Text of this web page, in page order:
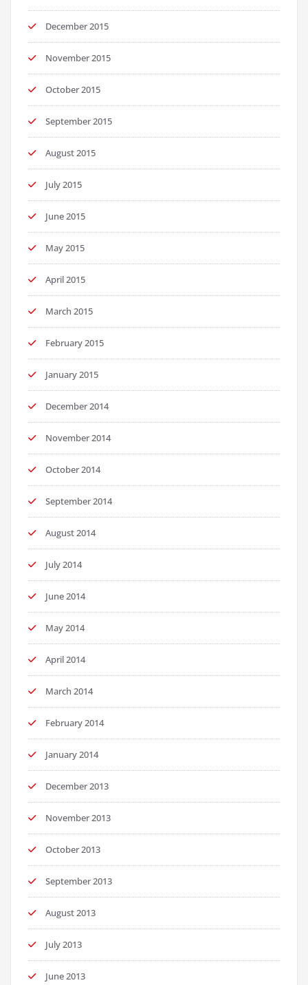
December 2015
November 2015
October 2015
September 2015
August 2015
July 2015
June 2015
May 2015
April 2015
March 2015
February 2015
January 2015
December 2014
November 2014
October 2014
September 2014
August 2014
July 2014
June 2014
May 2014
April 2014
March 2014
February 2014
January 2014
December 2013
November 2013
October 2013
September 2013
August 2013
July 2013
June 2013